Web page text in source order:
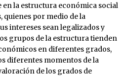
la estructura económica social
quienes por medio de la
intereses sean legalizados y
grupos de la estructura tienden
en diferentes grados,
diferentes momentos de la
de los grados de